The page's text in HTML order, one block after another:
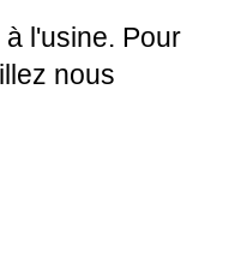
l'usine. Pour
nous